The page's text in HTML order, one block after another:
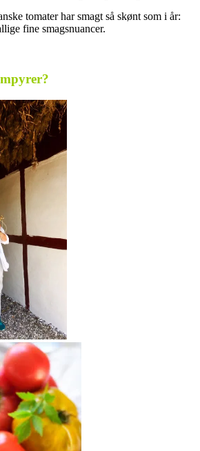
tomater har smagt så skønt som i år:
fine smagsnuancer.